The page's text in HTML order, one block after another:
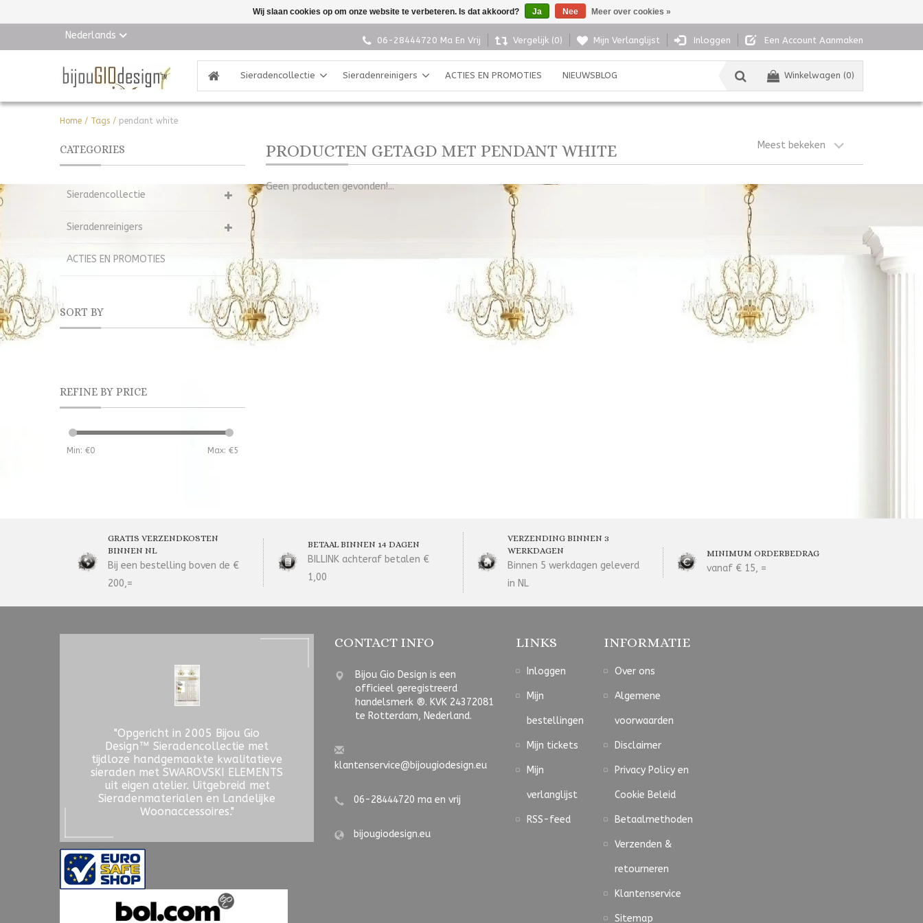
Nederlands 06-28444720 Ma En Vrij Vergelijk (0) Mijn Verlanglijst Inloggen Een Account Aanmaken
Winkelwagen (0)
Sieradencollectie Sieradenreinigers ACTIES EN PROMOTIES NIEUWSBLOG
Home / Tags / pendant white
CATEGORIES
Sieradencollectie
Sieradenreinigers
ACTIES EN PROMOTIES
SORT BY
REFINE BY PRICE
Min: €0 Max: €5
PRODUCTEN GETAGD MET PENDANT WHITE Meest bekeken
Geen producten gevonden!...
GRATIS VERZENDKOSTEN
BINNEN NL
Bij een bestelling boven de €
200,=
BETAAL BINNEN 14 DAGEN
BILLINK achteraf betalen €
1,00
VERZENDING BINNEN 3
WERKDAGEN
Binnen 5 werkdagen geleverd
in NL
MINIMUM ORDERBEDRAG
vanaf € 15, =
"Opgericht in 2005 Bijou Gio
Design™ Sieradencollectie met
tijdloze handgemaakte kwalitatieve
sieraden met SWAROVSKI ELEMENTS
uit eigen atelier. Uitgebreid met
Sieradenmaterialen en Landelijke
Woonaccessoires."
CONTACT INFO
Bijou Gio Design is een
officieel geregistreerd
handelsmerk ®. KVK 24372081
te Rotterdam, Nederland.
klantenservice@bijougiodesign.eu
06-28444720 ma en vrij
bijougiodesign.eu
LINKS
Inloggen
Mijn
bestellingen
Mijn tickets
Mijn
verlanglijst
RSS-feed
INFORMATIE
Over ons
Algemene
voorwaarden
Disclaimer
Privacy Policy en
Cookie Beleid
Betaalmethoden
Verzenden &
retourneren
Klantenservice
Sitemap
Wij slaan cookies op om onze website te verbeteren. Is dat akkoord? Ja Nee Meer over cookies »